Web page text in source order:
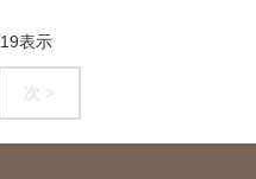
19表示
次 >